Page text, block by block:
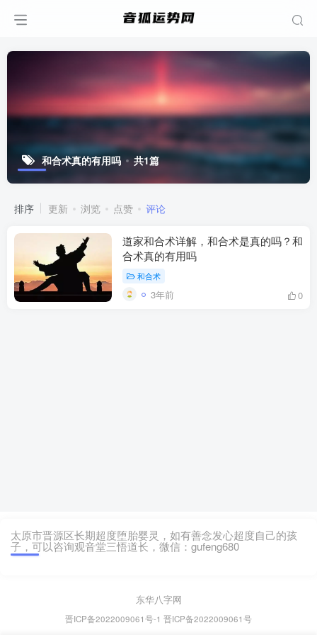
和合术真的有用吗 共1篇
排序 更新 浏览 点赞 评论
道家和合术详解，和合术是真的吗？和
合术真的有用吗
和合术
3年前 0
太原市晋源区长期超度堕胎婴灵，如有善念发心超度自己的孩
子，可以咨询观音堂三悟道长，微信：gufeng680
东华八字网
晋ICP备2022009061号-1 晋ICP备2022009061号